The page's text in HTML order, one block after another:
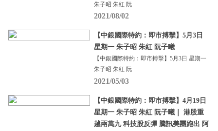
朱子昭 朱紅 阮
2021/08/02
【中銀國際特約：即市搏擊】5月3日
星期一 朱子昭 朱紅 阮子曦
【中銀國際特約：即市搏擊】5月3日 星期一
朱子昭 朱紅 阮
2021/05/03
【中銀國際特約：即市搏擊】4月19日
星期一 朱子昭 朱紅 阮子曦｜ 港股重
越兩萬九 科技股反彈 騰訊美團跑出 阿